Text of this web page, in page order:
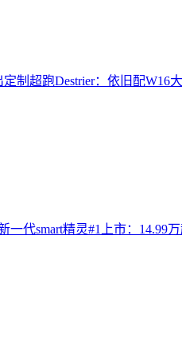
制超跑Destrier：依旧配W16
一代smart精灵#1上市：14.99